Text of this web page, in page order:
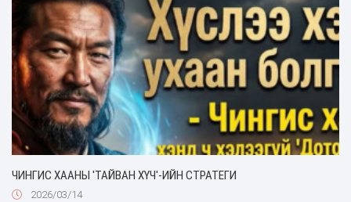
ЧИНГИС ХААНЫ 'ТАЙВАН ХҮЧ'-ИЙН СТРАТЕГИ
2026/03/14